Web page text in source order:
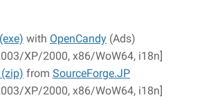
with OpenCandy (Ads)
XP/2000, x86/WoW64, i18n]
from SourceForge.JP
XP/2000, x86/WoW64, i18n]